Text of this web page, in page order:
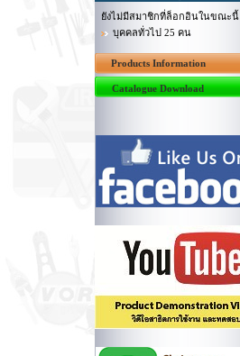
ยังไม่มีสมาชิกที่ล็อกอินในขณะนี้
บุคคลทั่วไป 25 คน
Products Information
Catalogue Download